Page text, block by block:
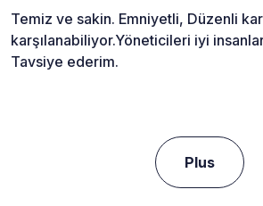
Temiz ve sakin. Emniyetli, Düzenli
karşılanabiliyor.Yöneticileri iyi
Tavsiye ederim.
Plus